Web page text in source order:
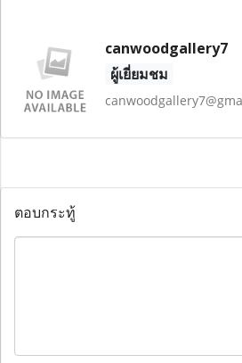
canwoodgallery7
ผู้เยี่ยมชม
ตอบกระทู้